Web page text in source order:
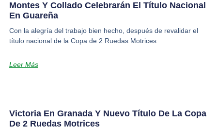
Montes Y Collado Celebrarán El Título Nacional
En Guareña
Con la alegría del trabajo bien hecho, después de revalidar el
título nacional de la Copa de 2 Ruedas Motrices
Leer Más
Victoria En Granada Y Nuevo Título De La Copa
De 2 Ruedas Motrices